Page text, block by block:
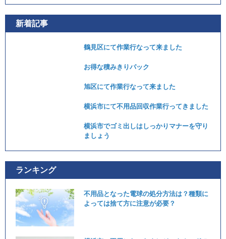
新着記事
鶴見区にて作業行なって来ました
お得な積みきりパック
旭区にて作業行なって来ました
横浜市にて不用品回収作業行ってきました
横浜市でゴミ出しはしっかりマナーを守り
ましょう
ランキング
不用品となった電球の処分方法は？種類に
よっては捨て方に注意が必要？